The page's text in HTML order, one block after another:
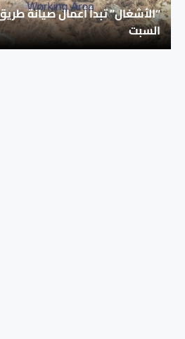
“الأشغال” تبدأ أعمال صيانة
السبت